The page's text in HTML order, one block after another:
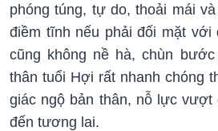
phóng túng, tự do, thoải mái
điềm tĩnh nếu phải đối mặt với
cũng không nề hà, chùn
thân tuổi Hợi rất nhanh chóng
giác ngộ bản thân, nỗ lực vượt
đến tương lai.